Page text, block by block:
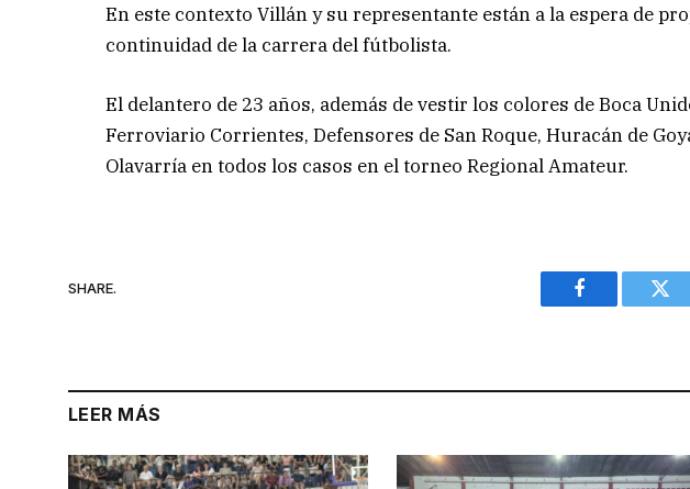
En este contexto Villán y su representante están a la espera de
continuidad de la carrera del fútbolista.
El delantero de 23 años, además de vestir los colores de Boca
Ferroviario Corrientes, Defensores de San Roque, Huracán de
Olavarría en todos los casos en el torneo Regional Amateur.
SHARE.
Facebook
LEER MÁS